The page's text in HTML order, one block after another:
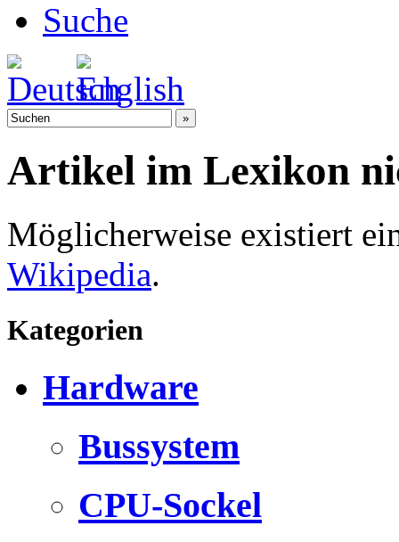
Suche
Artikel im Lexikon
Möglicherweise existiert
Wikipedia.
Kategorien
Hardware
Bussystem
CPU-Sockel